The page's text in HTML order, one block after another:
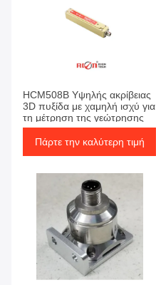
HCM508B Υψηλής ακρίβειας
3D πυξίδα με χαμηλή ισχύ για
τη μέτρηση της γεώτρησης
Πάρτε την καλύτερη τιμή